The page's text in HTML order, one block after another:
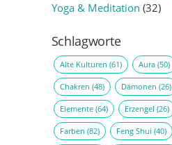
Yoga & Meditation (32)
Schlagworte
Alte Kulturen (61) Aura(50)
Chakren (48) Dämonen (26)
Elemente(64) Erzengel (26)
Farben (82) Feng Shui (40)